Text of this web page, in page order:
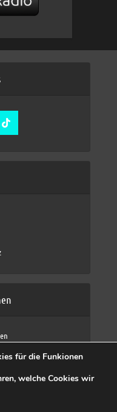
für die Funkionen
welche Cookies wir